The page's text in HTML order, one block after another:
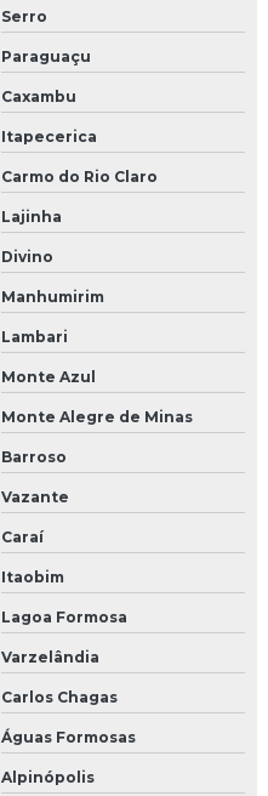
Serro
Paraguaçu
Caxambu
Itapecerica
Carmo do Rio Claro
Lajinha
Divino
Manhumirim
Lambari
Monte Azul
Monte Alegre de Minas
Barroso
Vazante
Caraí
Itaobim
Lagoa Formosa
Varzelândia
Carlos Chagas
Águas Formosas
Alpinópolis